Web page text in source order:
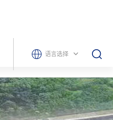
语言选择